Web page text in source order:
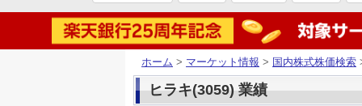
ホーム > マーケット情報 > 国内株式株価検索
ヒラキ(3059) 業績